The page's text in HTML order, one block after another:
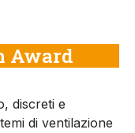
Award
discreti e
di ventilazione